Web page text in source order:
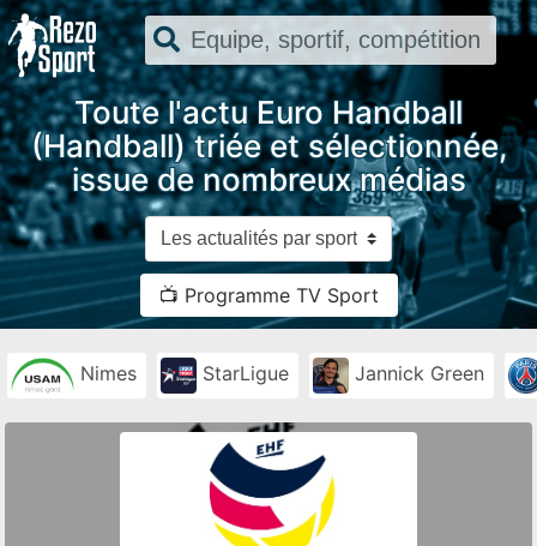
Toute l'actu Euro Handball
(Handball) triée et sélectionnée,
issue de nombreux médias
📺 Programme TV Sport
Nimes StarLigue Jannick Green